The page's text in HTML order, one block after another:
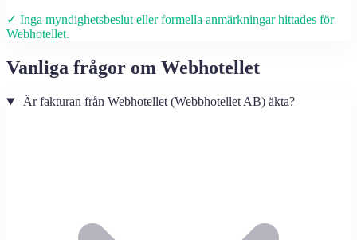
✓ Inga myndighetsbeslut eller formella anmärkningar hittades för
Webhotellet.
Vanliga frågor om Webhotellet
Är fakturan från Webhotellet (Webbhotellet AB) äkta?